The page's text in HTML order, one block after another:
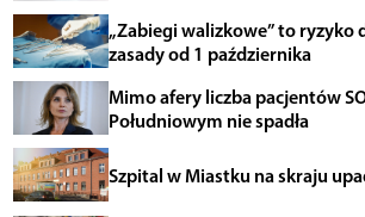
„Zabiegi walizkowe” to ryzyko
zasady od 1 października
Mimo afery liczba pacjentów
Południowym nie spadła
Szpital w Miastku na skraju